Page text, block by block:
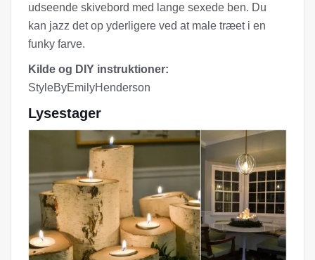
udseende skivebord med lange sexede ben. Du
kan jazz det op yderligere ved at male træet i en
funky farve.
Kilde og DIY instruktioner:
StyleByEmilyHenderson
Lysestager